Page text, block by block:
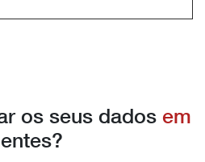
os seus dados em